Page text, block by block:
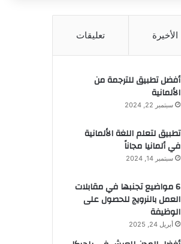
الأخيرة تعليقات
أفضل تطبيق للترجمة من
الألمانية
سبتمبر 22, 2024
تطبيق لتعلم اللغة الألمانية
في ألمانيا مجاناً
سبتمبر 14, 2024
6 مواضيع تجنبها في مقابلات
العمل بالنرويج للحصول على
الوظيفة
أبريل 24, 2025